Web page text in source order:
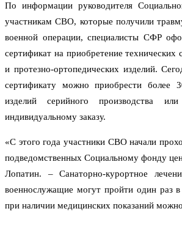
По информации руководителя
участникам СВО, которые получили
военной операции, специалисты СФР
сертификат на приобретение технических
и протезно-ортопедических изделий.
сертификату можно приобрести более
изделий серийного производства
индивидуальному заказу.
«С этого года участники СВО начали
подведомственных Социальному фонду
Лопатин. – Санаторно-курортное
военнослужащие могут пройти один раз
при наличии медицинских показаний